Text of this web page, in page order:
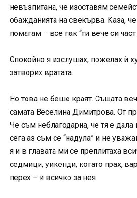
невъзпитана, че изоставям
обажданията на свекърва. Каза,
помагам – все пак “ти вече си
Спокойно я изслушах, пожелах ѝ
затворих вратата.
Но това не беше краят. Същата
самата Веселина Димитрова. От
Че съм неблагодарна, че тя е дала
сега аз съм се “надула” и не
я и в главата ми се преплитаха
седмици, уикенди, когато прах,
перех – и всичко за нея.